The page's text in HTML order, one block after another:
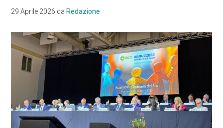
29 Aprile 2026 daRedazione